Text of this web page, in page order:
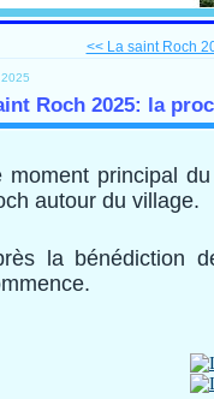
<< La saint Roch
Roch 2025: la
moment principal
autour du village.
la bénédiction